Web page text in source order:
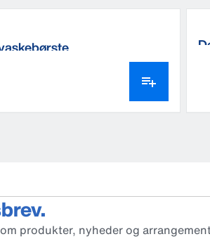
produkter, nyheder og